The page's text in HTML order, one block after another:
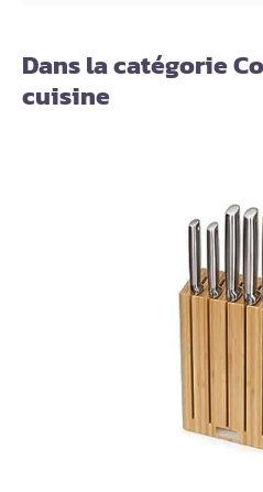
Dans la catégorie
cuisine